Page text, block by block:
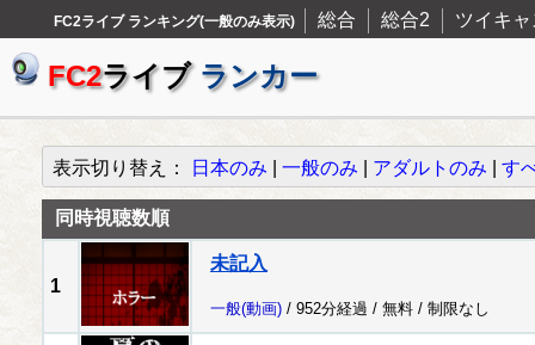
FC2ライブ ランキング(一般のみ表示) 総合 総合2 ツイキャ
FC2ライブ ランカー
表示切り替え： 日本のみ 一般のみ アダルトのみ す
同時視聴数順
1
未記入
一般(動画) / 952分経過 / 無料 / 制限なし